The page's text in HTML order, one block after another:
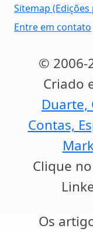
Sitemap
Entre em contato
© 2006-
Criado
Duarte,
Contas,
Clique
Os